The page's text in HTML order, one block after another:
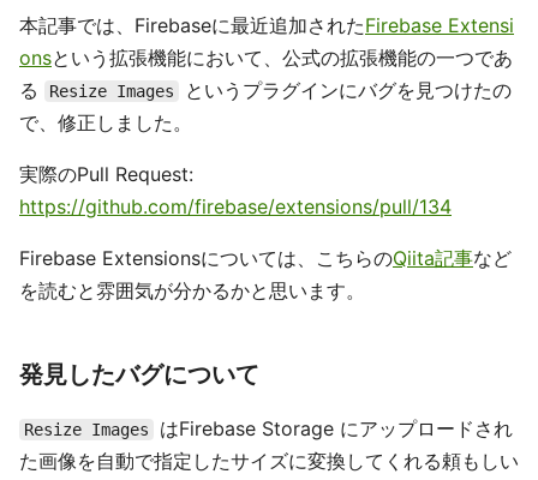
本記事では、Firebaseに最近追加されたFirebase Extensi
onsという拡張機能において、公式の拡張機能の一つであ
る
Resize Images
というプラグインにバグを見つけたの
で、修正しました。
実際のPull Request:
https://github.com/firebase/extensions/pull/134
Firebase Extensionsについては、こちらのQiita記事など
を読むと雰囲気が分かるかと思います。
発見したバグについて
Resize Images
はFirebase Storage にアップロードされ
た画像を自動で指定したサイズに変換してくれる頼もしい